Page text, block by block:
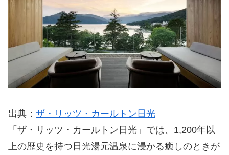
出典： ザ・リッツ・カールトン日光
「ザ・リッツ・カールトン日光」では、1,200年以
上の歴史を持つ日光湯元温泉に浸かる癒しのときが